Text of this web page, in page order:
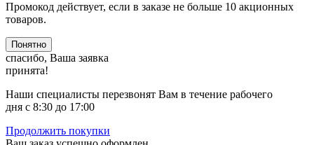
Промокод действует, если в заказе не больше 10 акционных
товаров.
Понятно
спасибо, Ваша заявка
принята!
Наши специалисты перезвонят Вам в течение рабочего
дня с 8:30 до 17:00
Продолжить покупки